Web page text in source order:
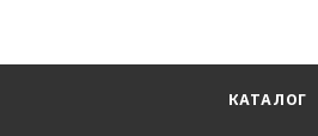
КАТАЛОГ